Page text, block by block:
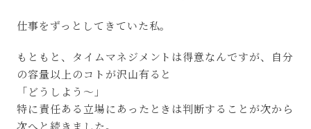
仕事をずっとしてきていた私。
もともと、タイムマネジメントは得意なんですが、自分
の容量以上のコトが沢山有ると
「どうしよう～」
特に責任ある立場にあったときは判断することが次から
次へと続きました。